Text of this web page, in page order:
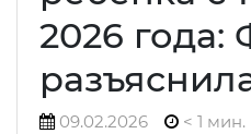
2026 года:
09.02.2026 < 1 мин.